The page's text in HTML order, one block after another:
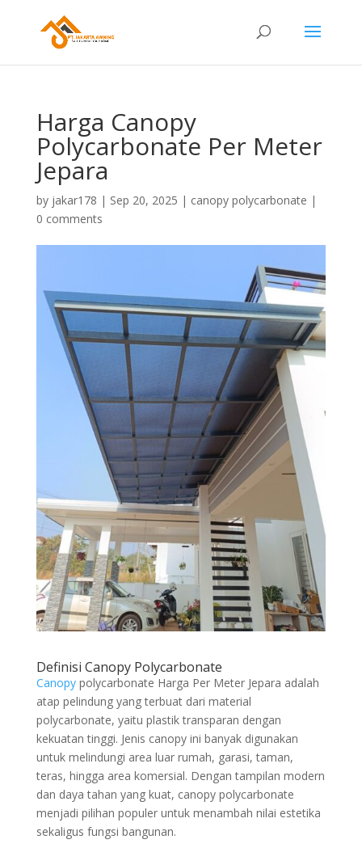
Harga Canopy
Polycarbonate Per Meter
Jepara
by jakar178 | Sep 20, 2025 | canopy polycarbonate |
0 comments
Definisi Canopy Polycarbonate
Canopypolycarbonate Harga Per Meter Jepara adalah
atap pelindung yang terbuat dari material
polycarbonate, yaitu plastik transparan dengan
kekuatan tinggi. Jenis canopy ini banyak digunakan
untuk melindungi area luar rumah, garasi, taman,
teras, hingga area komersial. Dengan tampilan modern
dan daya tahan yang kuat, canopy polycarbonate
menjadi pilihan populer untuk menambah nilai estetika
sekaligus fungsi bangunan.